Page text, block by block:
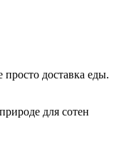
доставка еды.
для сотен